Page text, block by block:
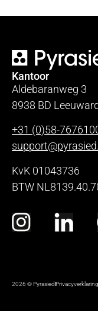
Kantoor
Aldebaranweg 3
8938 BD
+31 (0)58-
KvK 01043736
BTW
2026 © PyrasiedPrivacyverklaring